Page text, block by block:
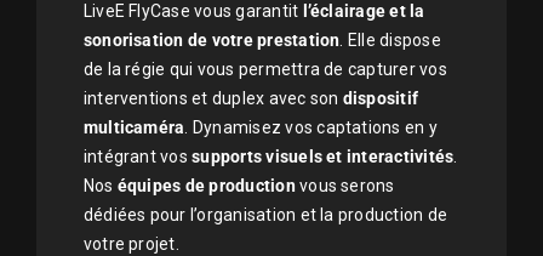
LiveE FlyCase vous garantit l’éclairage et la
sonorisation de votre prestation. Elle dispose
de la régie qui vous permettra de capturer vos
interventions et duplex avec son dispositif
multicaméra. Dynamisez vos captations en y
intégrant vossupports visuels et interactivités.
Nos équipes de productionvous serons
dédiées pour l’organisation et la production de
votre projet.